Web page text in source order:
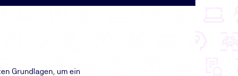
Grundlagen, um ein